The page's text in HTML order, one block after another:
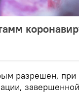
разрешен, при
завершенной